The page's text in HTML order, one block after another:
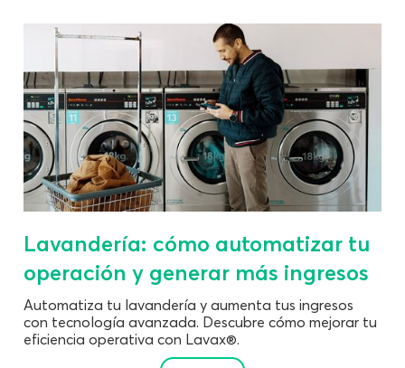
Lavandería: cómo automatizar tu
operación y generar más ingresos
Automatiza tu lavandería y aumenta tus ingresos
con tecnología avanzada. Descubre cómo mejorar tu
eficiencia operativa con Lavax®.